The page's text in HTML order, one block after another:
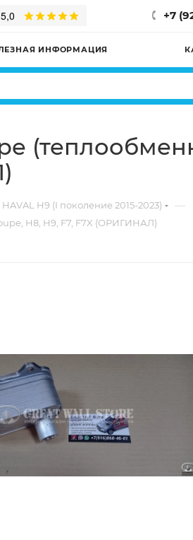
+7
ИНФОРМАЦИЯ
H9 (I поколение 2015-2023) —
H8, H9, F7, F7X (ОРИГИНАЛ)